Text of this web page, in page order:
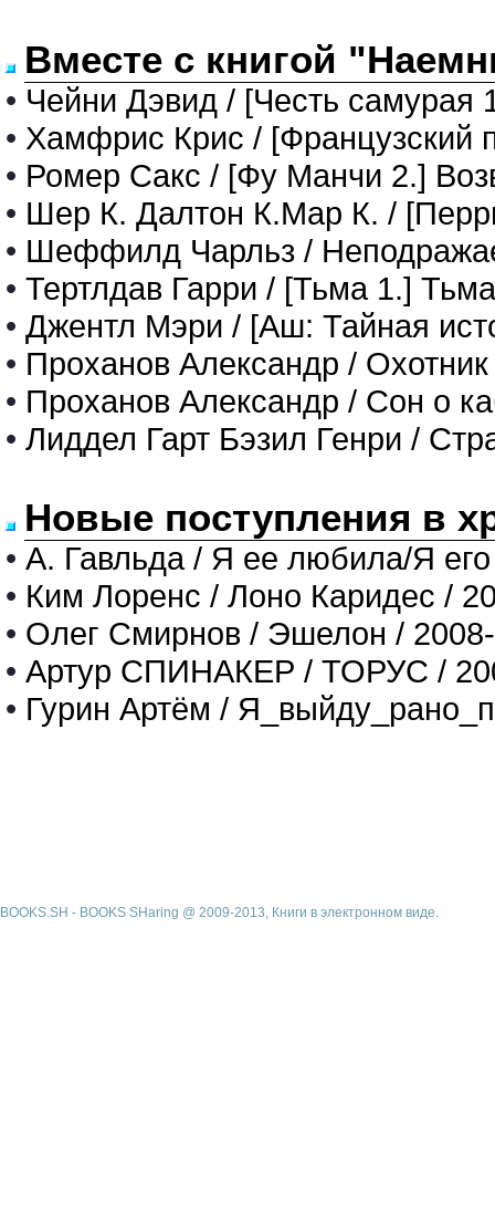
Вместе с книгой
• Чейни Дэвид / [Честь самурая
• Хамфрис Крис / [Французский
• Ромер Сакс / [Фу Манчи 2.]
• Шер К. Далтон К.Мар К. /
• Шеффилд Чарльз /
• Тертлдав Гарри / [Тьма 1.]
• Джентл Мэри / [Аш: Тайная
• Проханов Александр /
• Проханов Александр / Сон о
• Лиддел Гарт Бэзил Генри /
Новые поступления в
• А. Гавльда / Я ее любила/Я
• Ким Лоренс / Лоно Каридес /
• Олег Смирнов / Эшелон /
• Артур СПИНАКЕР / ТОРУС /
• Гурин Артём /
BOOKS.SH - BOOKS SHaring @ 2009-2013, Книги в электронном виде.